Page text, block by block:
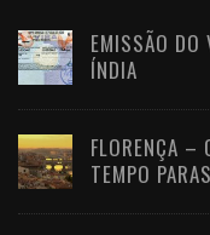
EMISSÃO DO
ÍNDIA
FLORENÇA –
TEMPO